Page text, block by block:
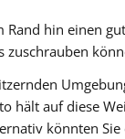
Rand hin einen
zuschrauben
hält auf diese
könnten